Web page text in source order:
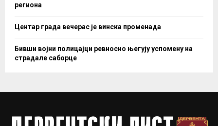
региона
Центар града вечерас је винска променада
Бивши војни полицајци ревносно његују успомену на
страдале саборце